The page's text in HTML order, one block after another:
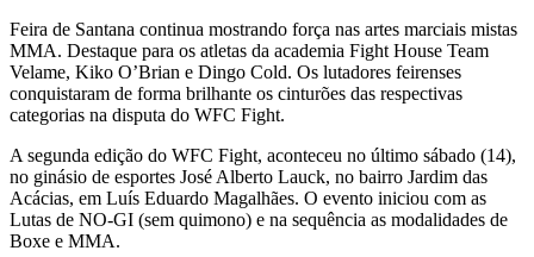
Feira de Santana continua mostrando força nas artes marciais mistas
MMA. Destaque para os atletas da academia Fight House Team
Velame, Kiko O’Brian e Dingo Cold. Os lutadores feirenses
conquistaram de forma brilhante os cinturões das respectivas
categorias na disputa do WFC Fight.
A segunda edição do WFC Fight, aconteceu no último sábado (14),
no ginásio de esportes José Alberto Lauck, no bairro Jardim das
Acácias, em Luís Eduardo Magalhães. O evento iniciou com as
Lutas de NO-GI (sem quimono) e na sequência as modalidades de
Boxe e MMA.